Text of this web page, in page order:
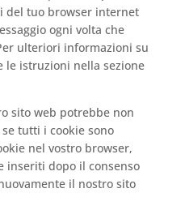
del tuo browser internet
ogni volta che
ulteriori informazioni su
le istruzioni nella sezione
sito web potrebbe non
tutti i cookie sono
nel vostro browser,
inseriti dopo il consenso
il nostro sito